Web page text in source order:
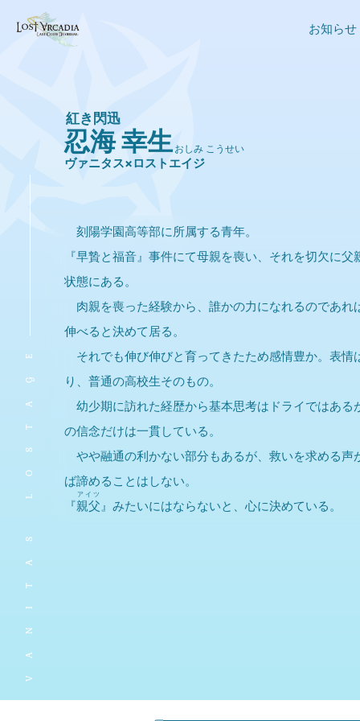
お知らせ
紅き閃迅
忍海 幸生 おしみ こうせい
ヴァニタス×ロストエイジ
刻陽学園高等部に所属する青年。
『早贄と福音』事件にて母親を喪い、それを切欠に父
状態にある。
肉親を喪った経験から、誰かの力になれるのであれ
伸べると決めて居る。
それでも伸び伸びと育ってきたため感情豊か。表情
り、普通の高校生そのもの。
幼少期に訪れた経歴から基本思考はドライではある
の信念だけは一貫している。
やや融通の利かない部分もあるが、救いを求める声
ば諦めることはしない。
『親父
アイツ
』みたいにはならないと、心に決めている。
VANITAS LOSTAGE